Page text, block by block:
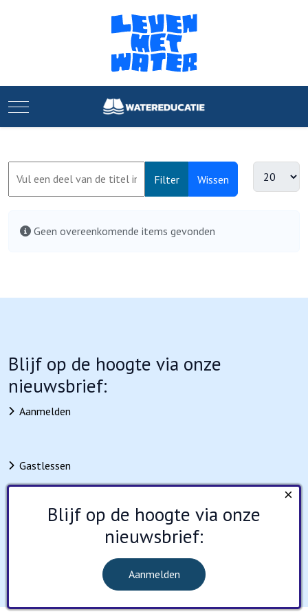
Mobile Menu Toggle
Filter Wissen
Geen overeenkomende items gevonden
Blijf op de hoogte via onze
nieuwsbrief:
Aanmelden
Gastlessen
Educatief aanbod
Nieuws
×
Blijf op de hoogte via onze
nieuwsbrief:
Aanmelden